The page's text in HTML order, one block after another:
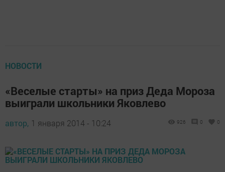
НОВОСТИ
«Веселые старты» на приз Деда Мороза
выиграли школьники Яковлево
автор, 1 января 2014 - 10:24 926 0 0